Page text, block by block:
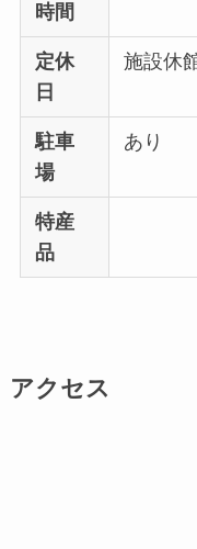
時間
定休
日
施設休
駐車
場
あり
特産
品
アクセス